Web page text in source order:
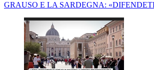
GRAUSO E LA SARDEGNA: